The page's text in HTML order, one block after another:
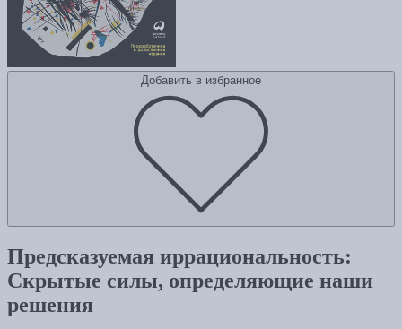
Добавить в избранное
Предсказуемая иррациональность:
Скрытые силы, определяющие наши
решения